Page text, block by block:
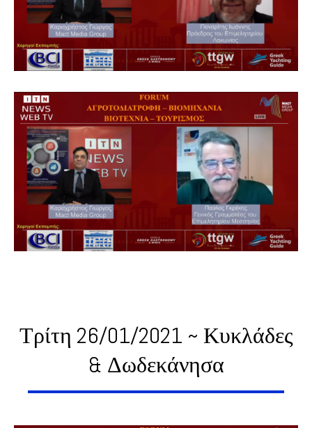
Τρίτη 26/01/2021 ~ Κυκλάδες
& Δωδεκάνησα